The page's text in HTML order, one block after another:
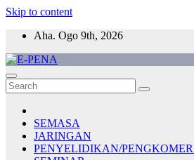
Skip to content
Aha. Ogo 9th, 2026
E-PENA
Berita Digital Terkini
SEMASA
JARINGAN
PENYELIDIKAN/